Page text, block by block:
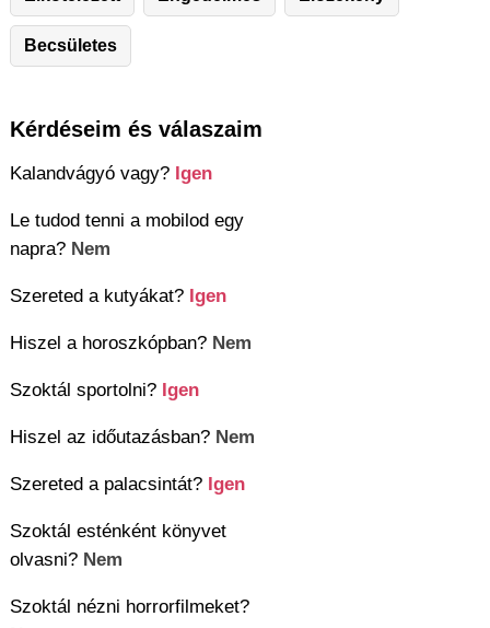
Becsületes
Kérdéseim és válaszaim
Kalandvágyó vagy? Igen
Le tudod tenni a mobilod egy
napra? Nem
Szereted a kutyákat? Igen
Hiszel a horoszkópban? Nem
Szoktál sportolni? Igen
Hiszel az időutazásban? Nem
Szereted a palacsintát? Igen
Szoktál esténként könyvet
olvasni? Nem
Szoktál nézni horrorfilmeket?